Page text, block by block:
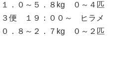
１．０～５．８kg ０～４匹
３便 １９：００～ ヒラメ
０．８～２．７kg ０～２匹